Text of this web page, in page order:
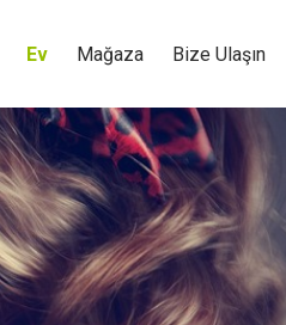
Ev Mağaza Bize Ulaşın